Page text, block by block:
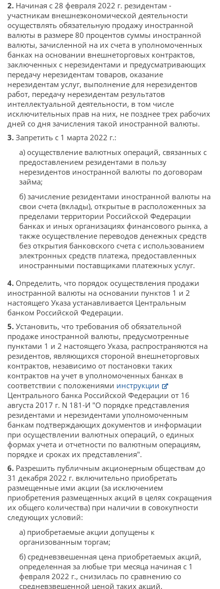
2. Начиная с 28 февраля 2022 г. резидентам -
участникам внешнеэкономической деятельности
осуществлять обязательную продажу иностранной
валюты в размере 80 процентов суммы иностранной
валюты, зачисленной на их счета в уполномоченных
банках на основании внешнеторговых контрактов,
заключенных с нерезидентами и предусматривающих
передачу нерезидентам товаров, оказание
нерезидентам услуг, выполнение для нерезидентов
работ, передачу нерезидентам результатов
интеллектуальной деятельности, в том числе
исключительных прав на них, не позднее трех рабочих
дней со дня зачисления такой иностранной валюты.
3. Запретить с 1 марта 2022 г.:
а) осуществление валютных операций, связанных с
предоставлением резидентами в пользу
нерезидентов иностранной валюты по договорам
займа;
б) зачисление резидентами иностранной валюты на
свои счета (вклады), открытые в расположенных за
пределами территории Российской Федерации
банках и иных организациях финансового рынка, а
также осуществление переводов денежных средств
без открытия банковского счета с использованием
электронных средств платежа, предоставленных
иностранными поставщиками платежных услуг.
4. Определить, что порядок осуществления продажи
иностранной валюты на основании пунктов 1 и 2
настоящего Указа устанавливается Центральным
банком Российской Федерации.
5. Установить, что требования об обязательной
продаже иностранной валюты, предусмотренные
пунктами 1 и 2 настоящего Указа, распространяются на
резидентов, являющихся стороной внешнеторговых
контрактов, независимо от постановки таких
контрактов на учет в уполномоченных банках в
соответствии с положениями инструкции
Центрального банка Российской Федерации от 16
августа 2017 г. N 181-И "О порядке представления
резидентами и нерезидентами уполномоченным
банкам подтверждающих документов и информации
при осуществлении валютных операций, о единых
формах учета и отчетности по валютным операциям,
порядке и сроках их представления".
6. Разрешить публичным акционерным обществам до
31 декабря 2022 г. включительно приобретать
размещенные ими акции (за исключением
приобретения размещенных акций в целях сокращения
их общего количества) при наличии в совокупности
следующих условий:
а) приобретаемые акции допущены к
организованным торгам;
б) средневзвешенная цена приобретаемых акций,
определенная за любые три месяца начиная с 1
февраля 2022 г., снизилась по сравнению со
средневзвешенной ценой таких акций,